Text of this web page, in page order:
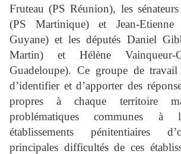
Fruteau (PS Réunion), les
(PS Martinique) et Jean-Etienne
Guyane) et les députés Daniel
Martin) et Hélène Vainqueur-
Guadeloupe). Ce groupe de
d’identifier et d’apporter des
propres à chaque territoire
problématiques communes à
établissements pénitentiaires
principales difficultés de ces